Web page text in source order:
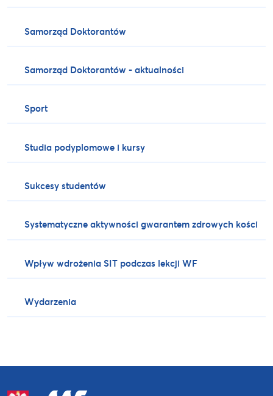
Samorząd Doktorantów
Samorząd Doktorantów - aktualności
Sport
Studia podyplomowe i kursy
Sukcesy studentów
Systematyczne aktywności gwarantem zdrowych kości
Wpływ wdrożenia SIT podczas lekcji WF
Wydarzenia